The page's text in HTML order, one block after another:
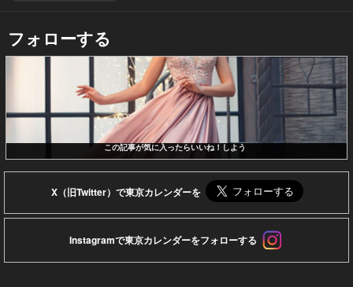
フォローする
この記事が気に入ったらいいね！しよう
X（旧Twitter）で東京カレンダーを
Instagramで東京カレンダーをフォローする